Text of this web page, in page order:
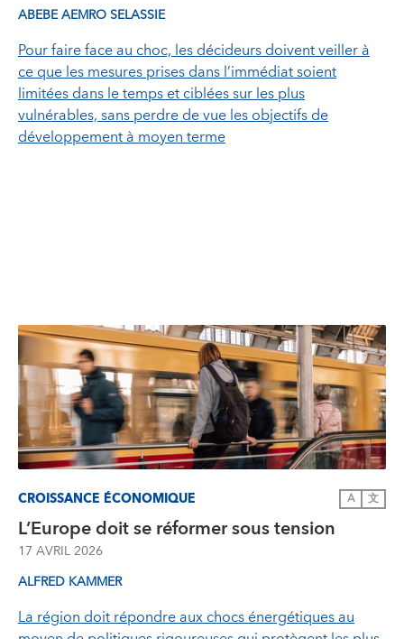
ABEBE AEMRO SELASSIE
Pour faire face au choc, les décideurs doivent veiller à
ce que les mesures prises dans l’immédiat soient
limitées dans le temps et ciblées sur les plus
vulnérables, sans perdre de vue les objectifs de
développement à moyen terme
CROISSANCE ÉCONOMIQUE A 文
L’Europe doit se réformer sous tension
17 AVRIL 2026
ALFRED KAMMER
La région doit répondre aux chocs énergétiques au